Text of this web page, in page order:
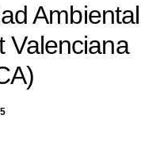
Ambiental
Valenciana